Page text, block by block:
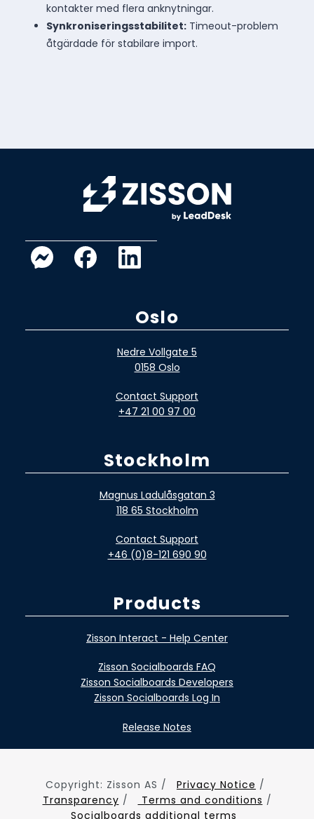
kontakter med flera anknytningar.
Synkroniseringsstabilitet: Timeout-problem
åtgärdade för stabilare import.
Oslo
Nedre Vollgate 5
0158 Oslo
Contact Support
+47 21 00 97 00
Stockholm
Magnus Ladulåsgatan 3
118 65 Stockholm
Contact Support
+46 (0)8-121 690 90
Products
Zisson Interact - Help Center
Zisson Socialboards FAQ
Zisson Socialboards Developers
Zisson Socialboards Log In
Release Notes
Copyright: Zisson AS / Privacy Notice /
Transparency / Terms and conditions /
Socialboards additional terms